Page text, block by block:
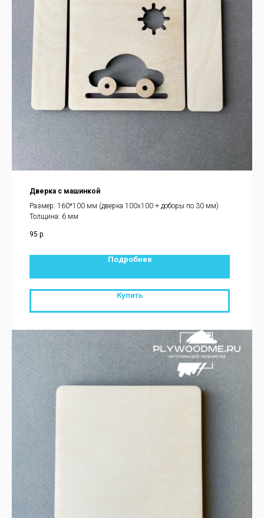
Дверка с машинкой
Размер: 160*100 мм (дверка 100х100 + доборы по 30 мм)
Толщина: 6 мм
95 р.
Подробнее
Купить